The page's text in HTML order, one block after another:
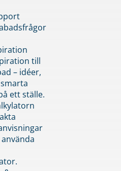
till
– idéer,
ett ställe.